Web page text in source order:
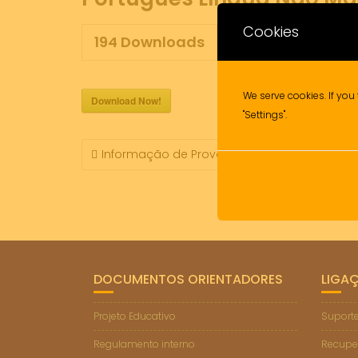
194 Downloads
Download Now!
NAVEGAÇÃO
DE Informação de Prova (ModA) – Matemática
DOCUMENTOS ORIENTADORES
Projeto Educativo
Regulamento interno
Cookies
We serve cookies. If
"Settings".